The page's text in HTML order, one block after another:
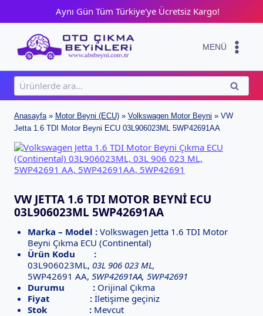
content
Aynı Gün Tüm Türkiye'ye Ücretsiz Kargo!
MENÜ
Ara:
ARA
Anasayfa» Motor Beyni (ECU) » Volkswagen Motor Beyni » VW
Jetta 1.6 TDI Motor Beyni ECU 03L906023ML 5WP42691AA
VW JETTA 1.6 TDI MOTOR BEYNI ECU
03L906023ML 5WP42691AA
Marka – Model :Volkswagen Jetta 1.6 TDI Motor
Beyni Çıkma ECU (Continental)
Ürün Kodu :
03L906023ML, 03L 906 023 ML,
5WP42691 AA, 5WP42691AA, 5WP42691
Durumu :Orijinal Çıkma
Fiyat :İletişime geçiniz
Stok :Mevcut